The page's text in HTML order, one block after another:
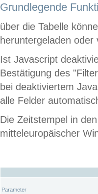
Grundlegende
über die Tabelle
heruntergeladen oder
Ist Javascript
Bestätigung des
bei deaktiviertem
alle Felder
Die Zeitstempel in
mitteleuropäischer
Parameter